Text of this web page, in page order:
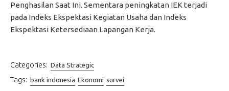
Penghasilan Saat Ini. Sementara peningkatan IEK terjadi
pada Indeks Ekspektasi Kegiatan Usaha dan Indeks
Ekspektasi Ketersediaan Lapangan Kerja.
Categories: Data Strategic
Tags: bank indonesia Ekonomi survei